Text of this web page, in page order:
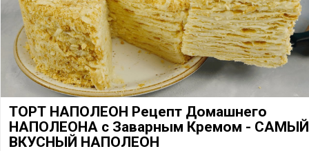
ТОРТ НАПОЛЕОН Рецепт Домашнего
НАПОЛЕОНА с Заварным Кремом - САМЫЙ
ВКУСНЫЙ НАПОЛЕОН